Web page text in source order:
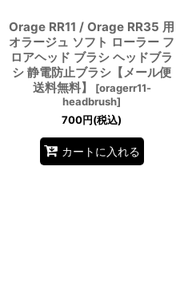
Orage RR11 / Orage RR35 用
オラージュ ソフト ローラー フ
ロアヘッド ブラシ ヘッドブラ
シ 静電防止ブラシ【メール便
送料無料】
[oragerr11-
headbrush]
700円(税込)
カートに入れる